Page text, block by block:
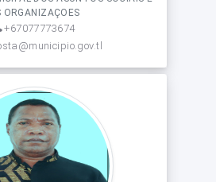
ORGANIZAÇOES
+67077773674